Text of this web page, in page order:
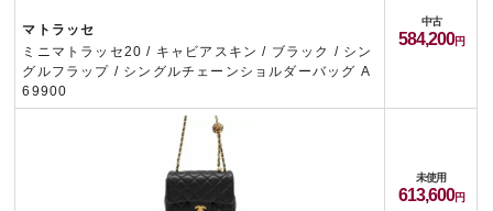
マトラッセ
ミニマトラッセ20 / キャビアスキン / ブラック / シン
グルフラップ / シングルチェーンショルダーバッグ A
69900
中古
584,200
未使用
613,600